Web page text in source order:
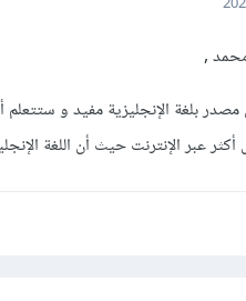
,
مصدر بلغة الإنجليزية مفيد و
عبر الإنترنت حيث أن اللغة